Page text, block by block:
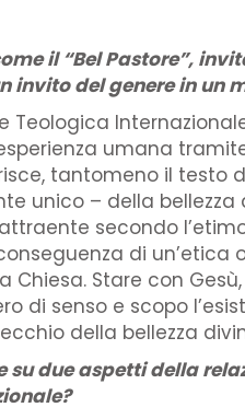
il “Bel Pastore”,
invito del genere in un
Teologica
umana
tantomeno il
unico – della bellezza
secondo
di
Stare con
di senso e scopo
della bellezza
due aspetti della